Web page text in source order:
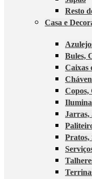
Resto
Casa e
Bules,
Caixas
Copos,
Jarras,
Pratos,